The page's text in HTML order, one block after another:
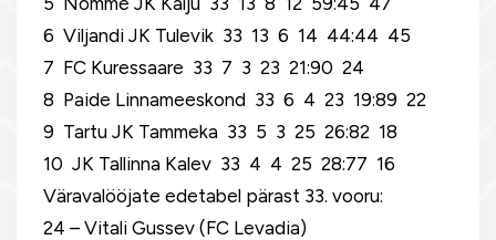
6 Viljandi JK Tulevik 33 13 6 14 44:44 45
7 FC Kuressaare 33 7 3 23 21:90 24
8 Paide Linnameeskond 33 6 4 23 19:89 22
9 Tartu JK Tammeka 33 5 3 25 26:82 18
10 JK Tallinna Kalev 33 4 4 25 28:77 16
Väravalööjate edetabel pärast 33. vooru:
24 – Vitali Gussev (FC Levadia)